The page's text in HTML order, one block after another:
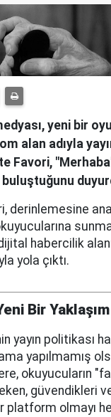
yeni bir
alan adıyla
Favori,
derinlemesine
habercilik
yola çıktı.
Bir Yaklaşım
yayın politikası
yapılmamış
okuyucuların
güvendikleri
platform olmayı